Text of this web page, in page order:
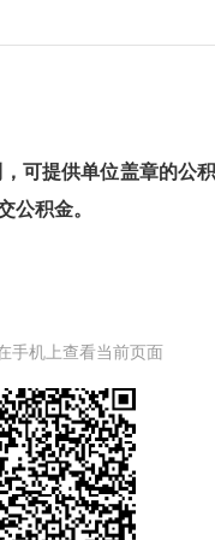
可提供单位盖章的公
公积金。
手机上查看当前页面